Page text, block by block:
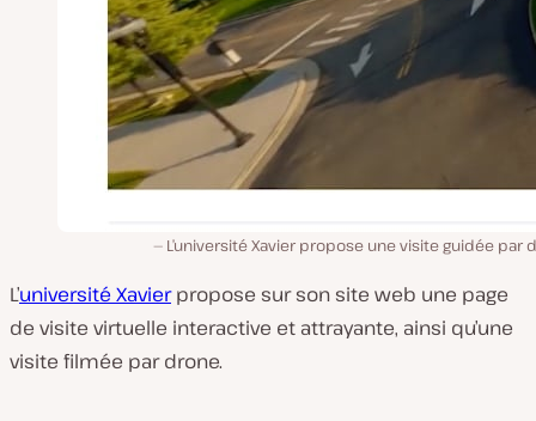
L’université Xavier propose une visite guidée par
L’université Xavierpropose sur son site web une page
de visite virtuelle interactive et attrayante, ainsi qu’une
visite filmée par drone.